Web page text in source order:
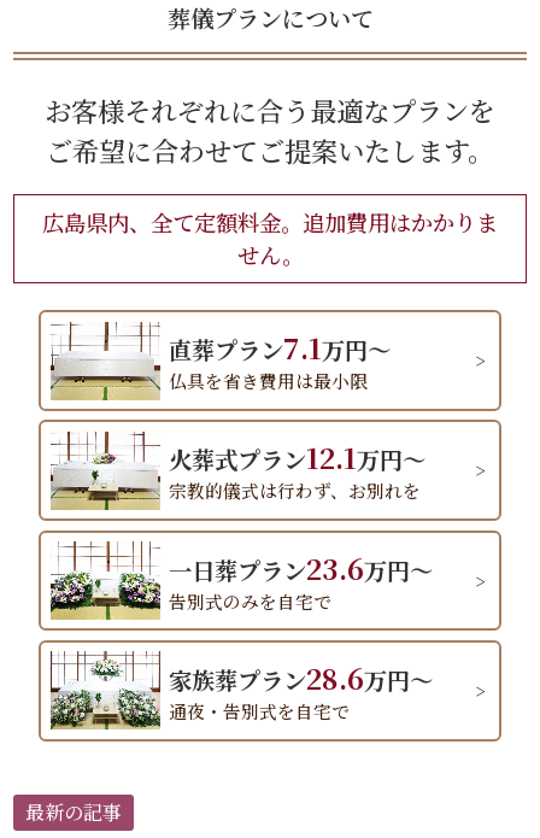
葬儀プランについて
お客様それぞれに合う最適なプランを
ご希望に合わせてご提案いたします。
広島県内、全て定額料金。追加費用はかかりま
せん。
直葬プラン7.1万円～
仏具を省き費用は最小限
火葬式プラン12.1万円～
宗教的儀式は行わず、お別れを
一日葬プラン23.6万円～
告別式のみを自宅で
家族葬プラン28.6万円～
通夜・告別式を自宅で
最新の記事